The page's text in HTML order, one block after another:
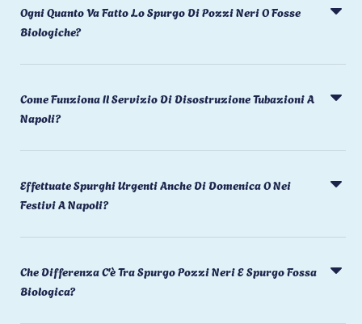
Ogni Quanto Va Fatto Lo Spurgo Di Pozzi Neri O Fosse
Biologiche?
Come Funziona Il Servizio Di Disostruzione Tubazioni A
Napoli?
Effettuate Spurghi Urgenti Anche Di Domenica O Nei
Festivi A Napoli?
Che Differenza C'è Tra Spurgo Pozzi Neri E Spurgo Fossa
Biologica?